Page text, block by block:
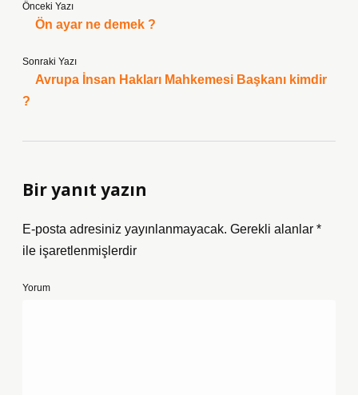
Önceki Yazı
Ön ayar ne demek ?
Sonraki Yazı
Avrupa İnsan Hakları Mahkemesi Başkanı kimdir
?
Bir yanıt yazın
E-posta adresiniz yayınlanmayacak. Gerekli alanlar *
ile işaretlenmişlerdir
Yorum